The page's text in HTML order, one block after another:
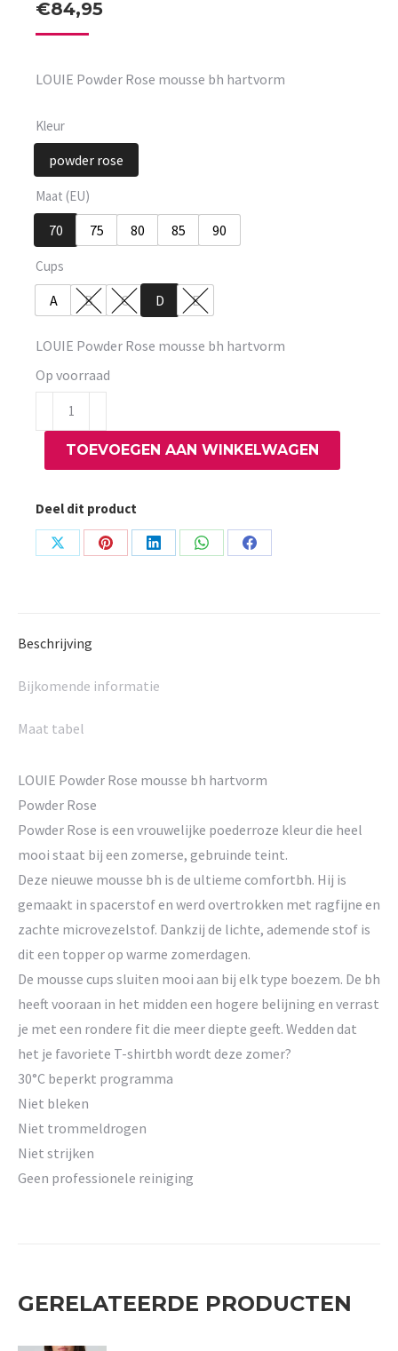
€84,95
LOUIE Powder Rose mousse bh hartvorm
Kleur
powder rose
Maat (EU)
70 75 80 85 90
Cups
A B C D E
LOUIE Powder Rose mousse bh hartvorm
Op voorraad
LOUIE
Powder
bh
hartvorm
aantal
TOEVOEGEN AAN WINKELWAGEN
Deel dit product
Share
Share
Share
Share
Share
Beschrijving
Bijkomende informatie
Maat tabel
LOUIE Powder Rose mousse bh hartvorm
Powder Rose
Powder Rose is een vrouwelijke poederroze kleur die heel
mooi staat bij een zomerse, gebruinde teint.
Deze nieuwe mousse bh is de ultieme comfortbh. Hij is
gemaakt in spacerstof en werd overtrokken met ragfijne en
zachte microvezelstof. Dankzij de lichte, ademende stof is
dit een topper op warme zomerdagen.
De mousse cups sluiten mooi aan bij elk type boezem. De bh
heeft vooraan in het midden een hogere belijning en verrast
je met een rondere fit die meer diepte geeft. Wedden dat
het je favoriete T-shirtbh wordt deze zomer?
30°C beperkt programma
Niet bleken
Niet trommeldrogen
Niet strijken
Geen professionele reiniging
GERELATEERDE PRODUCTEN